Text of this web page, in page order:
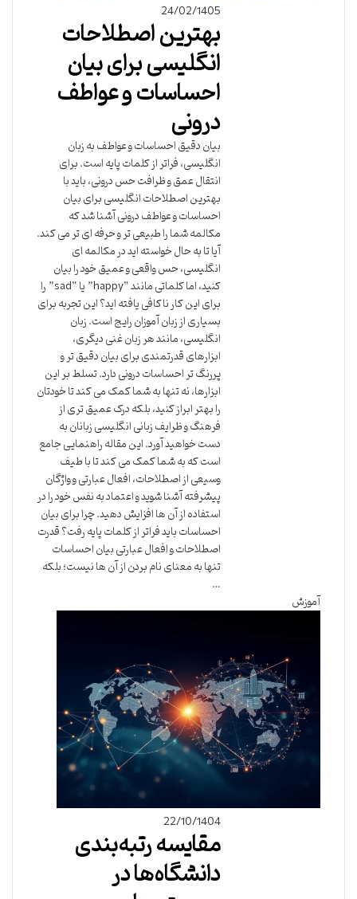
24/02/1405
بهترین اصطلاحات
انگلیسی برای بیان
احساسات و عواطف
درونی
بیان دقیق احساسات و عواطف به زبان
انگلیسی، فراتر از کلمات پایه است. برای
انتقال عمق و ظرافت حس درونی، باید با
بهترین اصطلاحات انگلیسی برای بیان
احساسات و عواطف درونی آشنا شد که
مکالمه شما را طبیعی تر و حرفه ای تر می کند.
آیا تا به حال خواسته اید در مکالمه ای
انگلیسی، حس واقعی و عمیق خود را بیان
کنید، اما کلماتی مانند “happy” یا “sad” را
برای این کار ناکافی یافته اید؟ این تجربه برای
بسیاری از زبان آموزان رایج است. زبان
انگلیسی، مانند هر زبان غنی دیگری،
ابزارهای قدرتمندی برای بیان دقیق تر و
پررنگ تر احساسات درونی دارد. تسلط بر این
ابزارها، نه تنها به شما کمک می کند تا خودتان
را بهتر ابراز کنید، بلکه درک عمیق تری از
فرهنگ و ظرایف زبانی انگلیسی زبانان به
دست خواهید آورد. این مقاله راهنمایی جامع
است که به شما کمک می کند تا با طیف
وسیعی از اصطلاحات، افعال عبارتی و واژگان
پیشرفته آشنا شوید و اعتماد به نفس خود را در
استفاده از آن ها افزایش دهید. چرا برای بیان
احساسات باید فراتر از کلمات پایه رفت؟ قدرت
اصطلاحات و افعال عبارتی بیان احساسات
تنها به معنای نام بردن از آن ها نیست؛ بلکه
…
آموزش
22/10/1404
مقایسه رتبه‌بندی
دانشگاه‌ها در